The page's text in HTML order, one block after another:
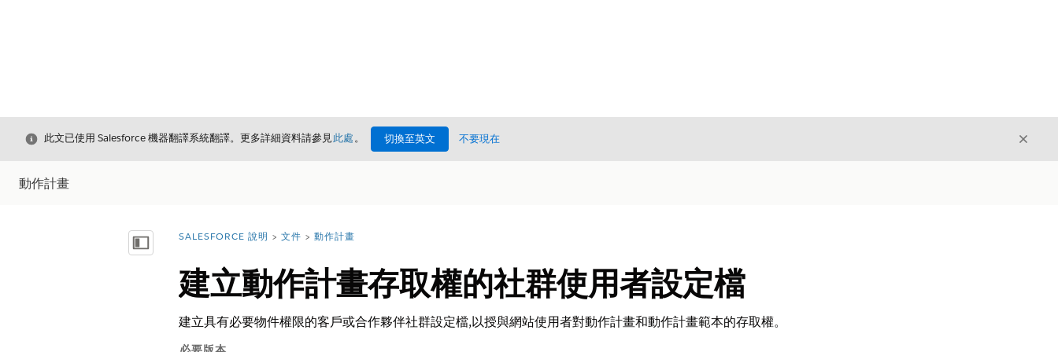
結束
此文已使用 Salesforce 機器翻譯系統翻譯。更多詳細資料請參見此處。 切換至英文 不要現在 結束
動作計畫
顯示目錄 您位於此處：
SALESFORCE 說明 文件 動作計畫
建立動作計畫存取權的社群使用者設定檔
建立具有必要物件權限的客戶或合作夥伴社群設定檔,以授與網站使用者對動作計畫和動作計畫範本的存取權。